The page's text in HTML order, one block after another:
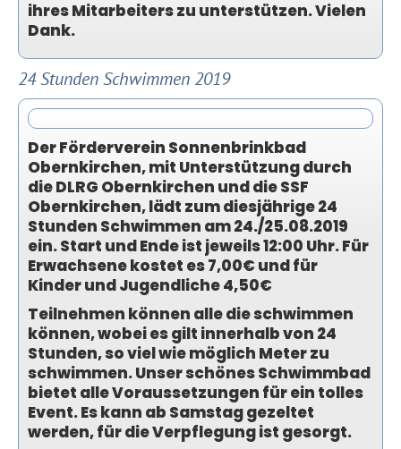
ihres Mitarbeiters zu unterstützen. Vielen
Dank.
24 Stunden Schwimmen 2019
Der Förderverein Sonnenbrinkbad
Obernkirchen, mit Unterstützung durch
die DLRG Obernkirchen und die SSF
Obernkirchen, lädt zum diesjährige 24
Stunden Schwimmen am 24./25.08.2019
ein. Start und Ende ist jeweils 12:00 Uhr. Für
Erwachsene kostet es 7,00€ und für
Kinder und Jugendliche 4,50€
Teilnehmen können alle die schwimmen
können, wobei es gilt innerhalb von 24
Stunden, so viel wie möglich Meter zu
schwimmen. Unser schönes Schwimmbad
bietet alle Voraussetzungen für ein tolles
Event. Es kann ab Samstag gezeltet
werden, für die Verpflegung ist gesorgt.